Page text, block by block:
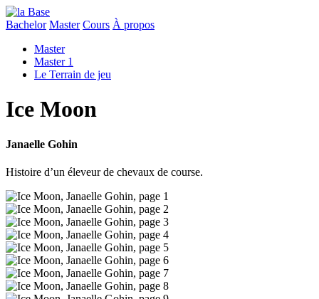
Bachelor Master Cours À propos
Master
Master 1
Le Terrain de jeu
Ice Moon
Janaelle Gohin
Histoire d’un éleveur de chevaux de course.